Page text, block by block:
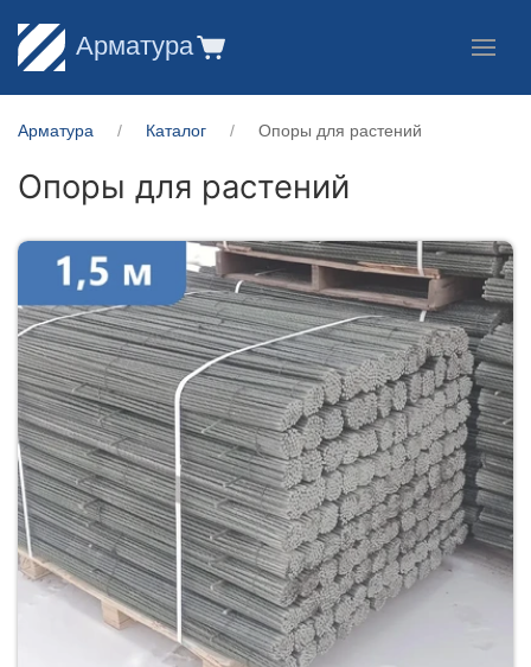
Арматура
Арматура Каталог Опоры для растений
Опоры для растений